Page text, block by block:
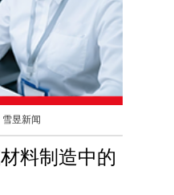
雪昱新闻
料制造中的